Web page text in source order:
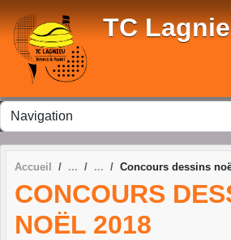
TC
Accueil Concours dessins
CONCOURS
NOËL 2018